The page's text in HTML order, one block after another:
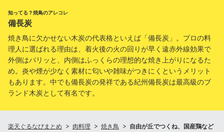
知ってる？焼鳥のアレコレ
備長炭
焼き鳥に欠かせない木炭の代表格といえば「備長炭」。プロの料
理人に選ばれる理由は、着火後の火の回りが早く遠赤外線効果で
外側はパリッと、内側はふっくらの理想的な焼き上がりになるた
め。炎や煙が少なく素材に匂いや雑味がつきにくというメリット
もあります。中でも備長炭の発祥である紀州備長炭は最高級のブ
ランド木炭として有名です。
楽天ぐるなびまとめ 肉料理 焼き鳥 自由が丘でつくね、国産鶏など